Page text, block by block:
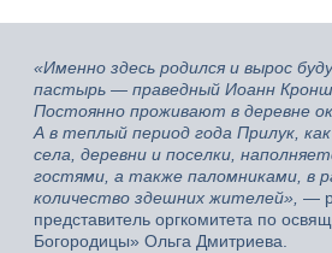
«Именно здесь родился и вырос
пастырь — праведный Иоанн
Постоянно проживают в деревне
А в теплый период года Прилук,
села, деревни и поселки,
гостями, а также паломниками, в
количество здешних жителей», —
представитель оргкомитета по
Богородицы» Ольга Дмитриева.